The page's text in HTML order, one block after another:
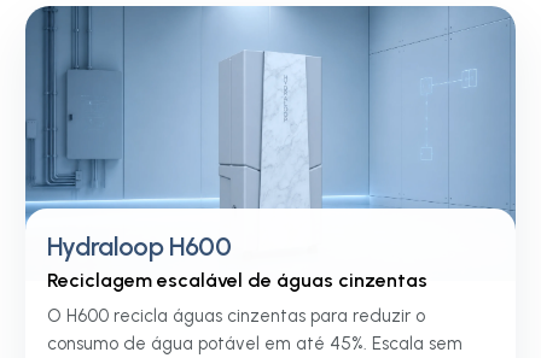
hóspedes, membros ou visitantes
projeto, escalando à
edifício cresce.
Hydraloop H600
Reciclagem escalável de águas cinzentas
O H600 recicla águas cinzentas para reduzir o
consumo de água potável em até 45%. Escala sem